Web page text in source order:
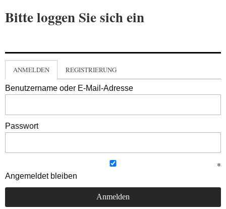
Bitte loggen Sie sich ein
ANMELDEN REGISTRIERUNG
Benutzername oder E-Mail-Adresse
Passwort
Angemeldet bleiben